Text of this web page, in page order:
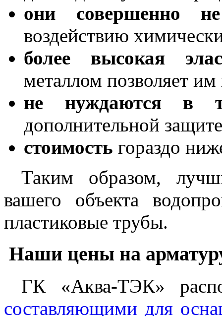
они совершенно
воздействию
более высокая
металлом позволяет
не нуждаются в
дополнительной
стоимость гораздо
Таким образом,
вашего объекта
пластиковые трубы.
Наши цены на
ГК «Аква-ТЭК»
составляющими для